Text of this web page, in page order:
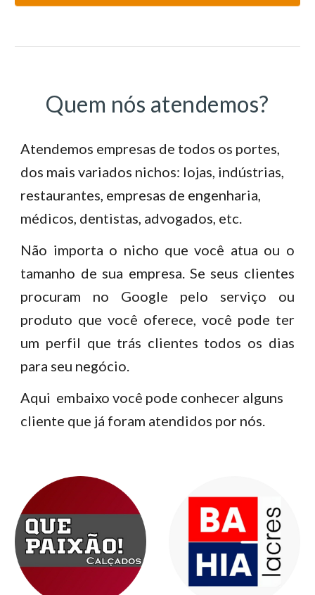
Quem nós atendemos?
Atendemos empresas de todos os portes,
dos mais variados nichos: lojas, indústrias,
restaurantes, empresas de engenharia,
médicos, dentistas, advogados, etc.
Não importa o nicho que você atua ou o
tamanho de sua empresa. Se seus clientes
procuram no Google pelo serviço ou
produto que você oferece, você pode ter
um perfil que trás clientes todos os dias
para seu negócio.
Aqui embaixo você pode conhecer alguns
cliente que já foram atendidos por nós.